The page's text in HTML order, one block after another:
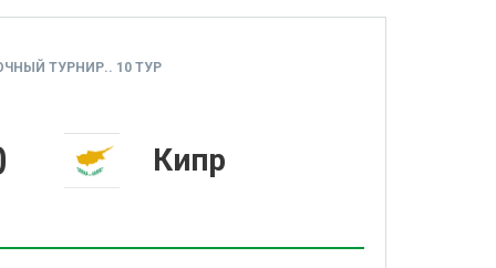
ТУРНИР.. 10 ТУР
Кипр